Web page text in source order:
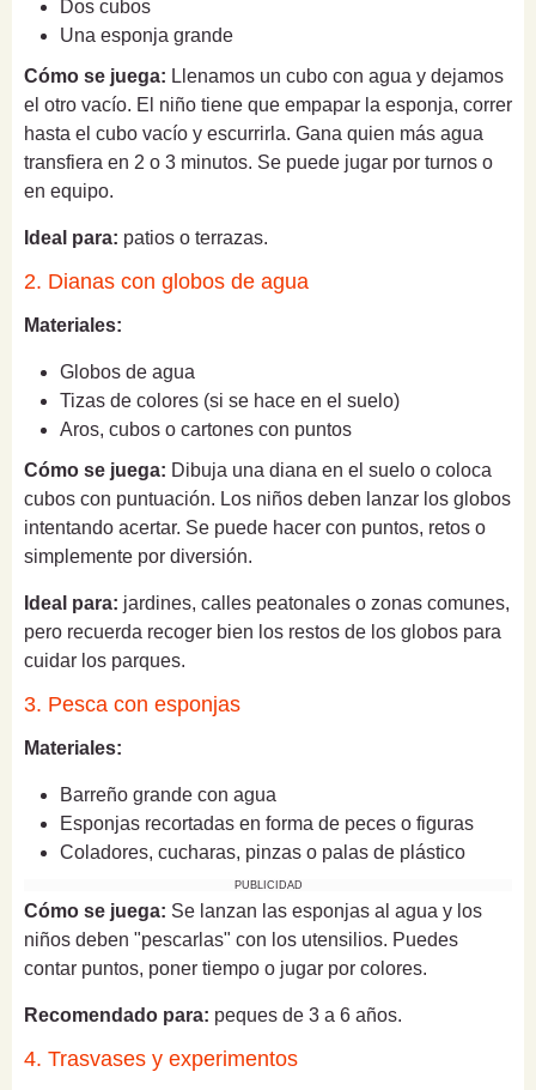
Dos cubos
Una esponja grande
Cómo se juega: Llenamos un cubo con agua y dejamos
el otro vacío. El niño tiene que empapar la esponja, correr
hasta el cubo vacío y escurrirla. Gana quien más agua
transfiera en 2 o 3 minutos. Se puede jugar por turnos o
en equipo.
Ideal para: patios o terrazas.
2. Dianas con globos de agua
Materiales:
Globos de agua
Tizas de colores (si se hace en el suelo)
Aros, cubos o cartones con puntos
Cómo se juega: Dibuja una diana en el suelo o coloca
cubos con puntuación. Los niños deben lanzar los globos
intentando acertar. Se puede hacer con puntos, retos o
simplemente por diversión.
Ideal para: jardines, calles peatonales o zonas comunes,
pero recuerda recoger bien los restos de los globos para
cuidar los parques.
3. Pesca con esponjas
Materiales:
Barreño grande con agua
Esponjas recortadas en forma de peces o figuras
Coladores, cucharas, pinzas o palas de plástico
PUBLICIDAD
Cómo se juega: Se lanzan las esponjas al agua y los
niños deben "pescarlas" con los utensilios. Puedes
contar puntos, poner tiempo o jugar por colores.
Recomendado para: peques de 3 a 6 años.
4. Trasvases y experimentos